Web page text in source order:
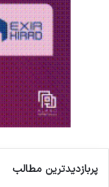
پربازدیدترین مطالب